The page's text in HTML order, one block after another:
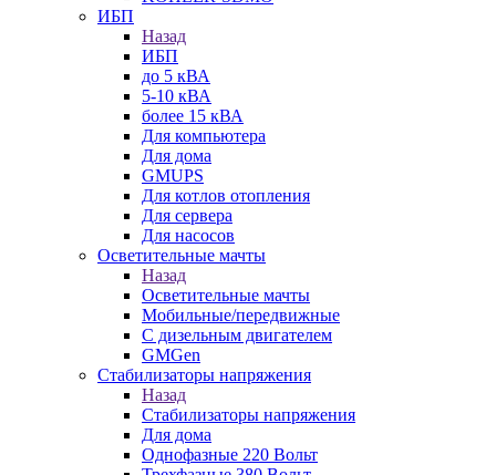
ИБП
Назад
ИБП
до 5 кВА
5-10 кВА
более 15 кВА
Для компьютера
Для дома
GMUPS
Для котлов отопления
Для сервера
Для насосов
Осветительные мачты
Назад
Осветительные мачты
Мобильные/передвижные
С дизельным двигателем
GMGen
Стабилизаторы напряжения
Назад
Стабилизаторы напряжения
Для дома
Однофазные 220 Вольт